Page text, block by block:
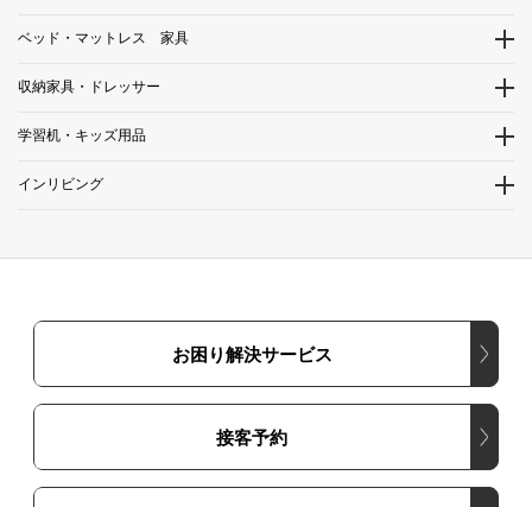
ベッド・マットレス 家具
収納家具・ドレッサー
学習机・キッズ用品
インリビング
お困り解決サービス
接客予約